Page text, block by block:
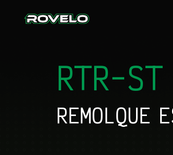
RTR-ST
REMOLQUE